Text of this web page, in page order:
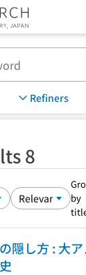
Refiners
8
by
隠し方 : 大